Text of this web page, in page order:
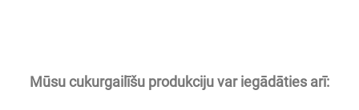
Mūsu cukurgailīšu produkciju var iegādāties arī: